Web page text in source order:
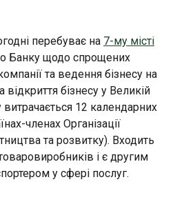
перебуває на 7-му місті
Банку щодо спрощених
та ведення бізнесу на
відкриття бізнесу у Великій
12 календарних
членах Організації
та розвитку). Входить
і є другим
у сфері послуг.